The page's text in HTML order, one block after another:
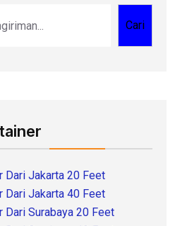
Cari
Dari Jakarta 20 Feet
Dari Jakarta 40 Feet
Dari Surabaya 20 Feet